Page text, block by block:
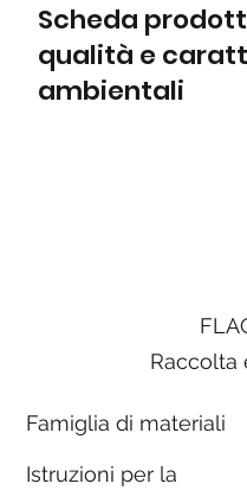
Scheda
qualità e
ambientali
Raccolta
Famiglia di materiali
Istruzioni per la